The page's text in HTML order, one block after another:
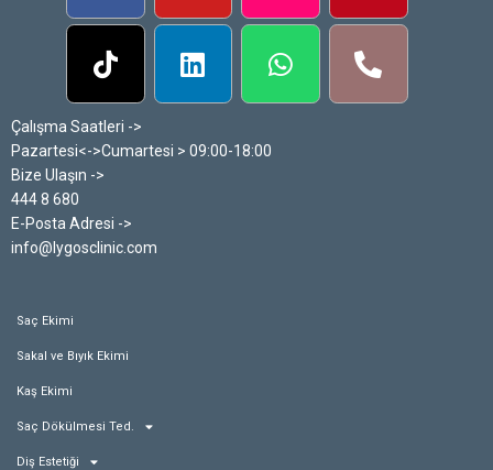
Çalışma Saatleri ->
Pazartesi<->Cumartesi > 09:00-18:00
Bize Ulaşın ->
444 8 680
E-Posta Adresi ->
info@lygosclinic.com
Saç Ekimi
Sakal ve Bıyık Ekimi
Kaş Ekimi
Saç Dökülmesi Ted.
Diş Estetiği